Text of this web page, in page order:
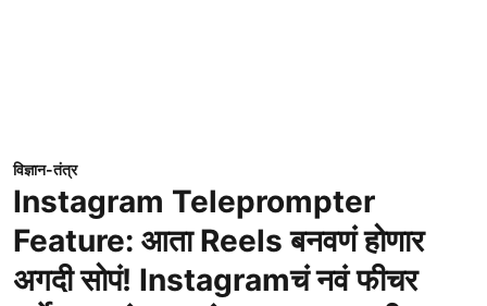
विज्ञान-तंत्र
Instagram Teleprompter
Feature: आता Reels बनवणं होणार
अगदी सोपं! Instagramचं नवं फीचर